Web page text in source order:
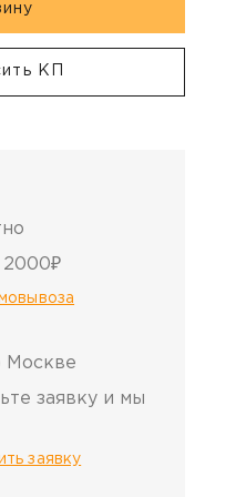
КП
2000₽
Москве
заявку и мы
заявку